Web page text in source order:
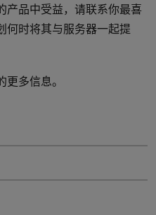
产品中受益，请联系你最喜
何时将其与服务器一起提
更多信息。